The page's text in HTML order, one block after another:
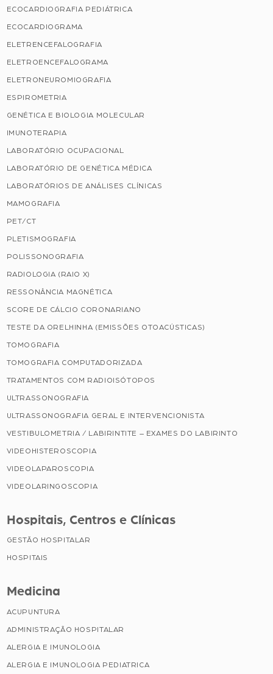
ECOCARDIOGRAFIA PEDIÁTRICA
ECOCARDIOGRAMA
ELETRENCEFALOGRAFIA
ELETROENCEFALOGRAMA
ELETRONEUROMIOGRAFIA
ESPIROMETRIA
GENÉTICA E BIOLOGIA MOLECULAR
IMUNOTERAPIA
LABORATÓRIO OCUPACIONAL
LABORATÓRIO DE GENÉTICA MÉDICA
LABORATÓRIOS DE ANÁLISES CLÍNICAS
MAMOGRAFIA
PET/CT
PLETISMOGRAFIA
POLISSONOGRAFIA
RADIOLOGIA (RAIO X)
RESSONÂNCIA MAGNÉTICA
SCORE DE CÁLCIO CORONARIANO
TESTE DA ORELHINHA (EMISSÕES OTOACÚSTICAS)
TOMOGRAFIA
TOMOGRAFIA COMPUTADORIZADA
TRATAMENTOS COM RADIOISÓTOPOS
ULTRASSONOGRAFIA
ULTRASSONOGRAFIA GERAL E INTERVENCIONISTA
VESTIBULOMETRIA / LABIRINTITE – EXAMES DO LABIRINTO
VIDEOHISTEROSCOPIA
VIDEOLAPAROSCOPIA
VIDEOLARINGOSCOPIA
Hospitais, Centros e Clínicas
GESTÃO HOSPITALAR
HOSPITAIS
Medicina
ACUPUNTURA
ADMINISTRAÇÃO HOSPITALAR
ALERGIA E IMUNOLOGIA
ALERGIA E IMUNOLOGIA PEDIATRICA